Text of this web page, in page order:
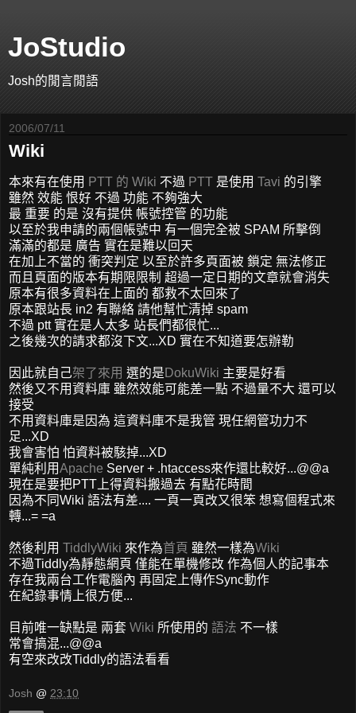
JoStudio
Josh的閒言閒語
2006/07/11
Wiki
本來有在使用 PTT 的 Wiki 不過 PTT 是使用 Tavi 的引擎
雖然 效能 恨好 不過 功能 不夠強大
最 重要 的是 沒有提供 帳號控管 的功能
以至於我申請的兩個帳號中 有一個完全被 SPAM 所擊倒
滿滿的都是 廣告 實在是難以回天
在加上不當的 衝突判定 以至於許多頁面被 鎖定 無法修正
而且頁面的版本有期限限制 超過一定日期的文章就會消失
原本有很多資料在上面的 都救不太回來了
原本跟站長 in2 有聯絡 請他幫忙清掉 spam
不過 ptt 實在是人太多 站長們都很忙...
之後幾次的請求都沒下文...XD 實在不知道要怎辦勒
因此就自己架了來用 選的是 DokuWiki 主要是好看
然後又不用資料庫 雖然效能可能差一點 不過量不大 還可以
接受
不用資料庫是因為 這資料庫不是我管 現任網管功力不
足...XD
我會害怕 怕資料被駭掉...XD
單純利用Apache Server + .htaccess來作還比較好...@@a
現在是要把PTT上得資料搬過去 有點花時間
因為不同Wiki 語法有差.... 一頁一頁改又很笨 想寫個程式來
轉...= =a
然後利用 TiddlyWiki 來作為首頁 雖然一樣為Wiki
不過Tiddly為靜態網頁 僅能在單機修改 作為個人的記事本
存在我兩台工作電腦內 再固定上傳作Sync動作
在紀錄事情上很方便...
目前唯一缺點是 兩套 Wiki 所使用的 語法 不一樣
常會搞混...@@a
有空來改改Tiddly的語法看看
Josh @ 23:10